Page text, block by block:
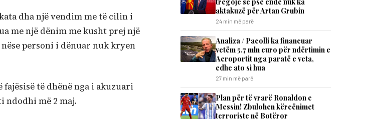
dha një vendim me të cilin i
me një dënim me kusht prej një
personi i dënuar nuk kryen
të dhënë nga i akuzuari
ndodhi më 2 maj.
aktakuzë për Artan Grubin
24 min më parë
Analiza / Pacolli ka financuar
vetëm 5.7 mln euro për ndërtimin e
Aeroportit nga paratë e veta,
edhe ato si hua
27 min më parë
Plan për të vrarë Ronaldon e
Messin! Zbulohen kërcënimet
terroriste në Botëror